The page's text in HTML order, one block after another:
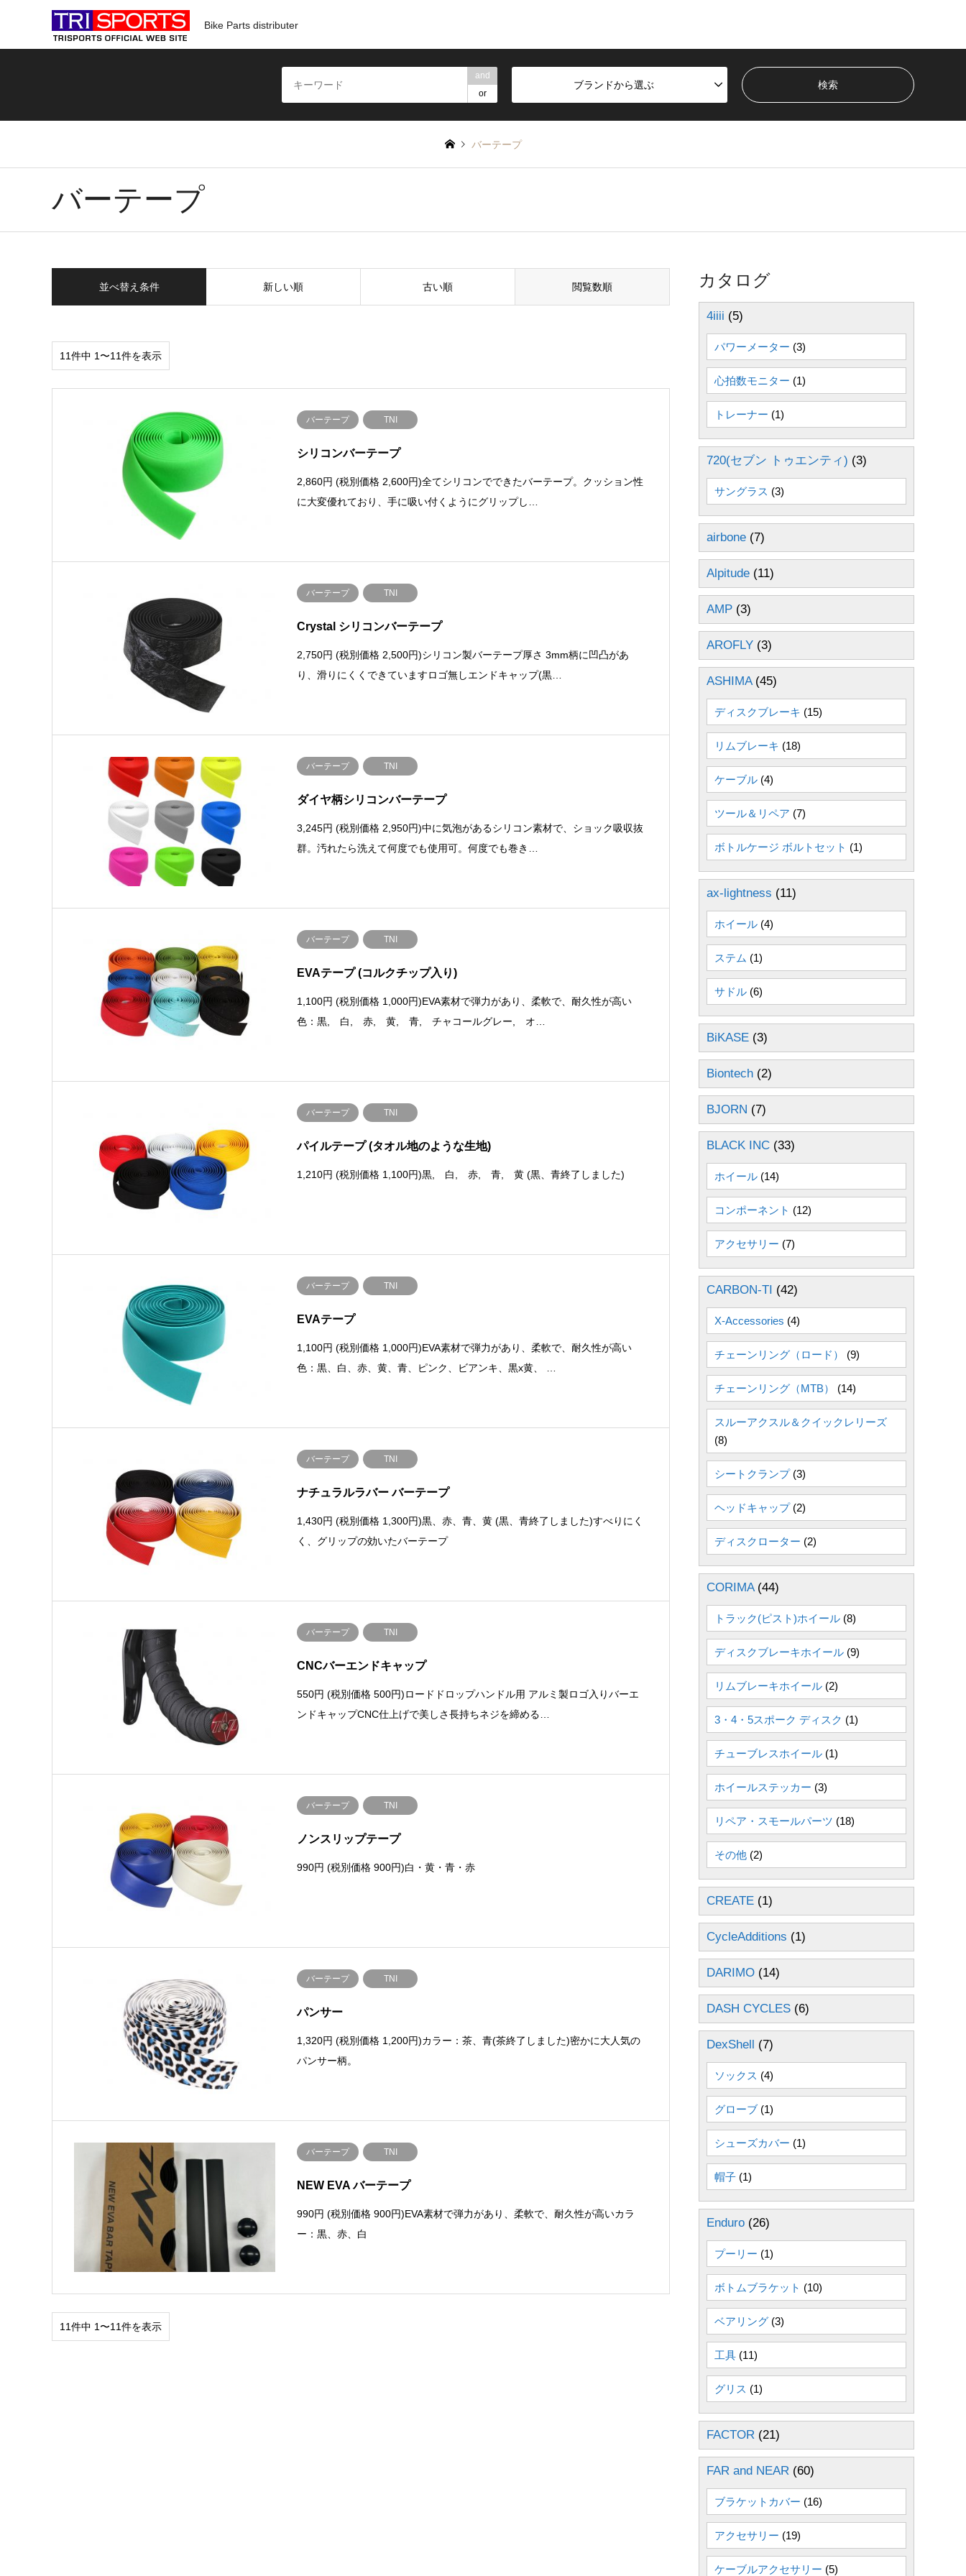
Bike Parts distributer
and
or
ブランドから選ぶ
バーテープ
バーテープ
並べ替え条件 新しい順 古い順 閲覧数順
11件中 1〜11件を表示
バーテープ TNI
シリコンバーテープ
2,860円 (税別価格 2,600円)全てシリコンでできたバーテープ。クッション性
に大変優れており、手に吸い付くようにグリップし…
バーテープ TNI
Crystal シリコンバーテープ
2,750円 (税別価格 2,500円)シリコン製バーテープ厚さ 3mm柄に凹凸があ
り、滑りにくくできていますロゴ無しエンドキャップ(黒…
バーテープ TNI
ダイヤ柄シリコンバーテープ
3,245円 (税別価格 2,950円)中に気泡があるシリコン素材で、ショック吸収抜
群。汚れたら洗えて何度でも使用可。何度でも巻き…
バーテープ TNI
EVAテープ (コルクチップ入り)
1,100円 (税別価格 1,000円)EVA素材で弾力があり、柔軟で、耐久性が高い
色：黒, 白, 赤, 黄, 青, チャコールグレー, オ…
バーテープ TNI
パイルテープ (タオル地のような生地)
1,210円 (税別価格 1,100円)黒, 白, 赤, 青, 黄 (黒、青終了しました)
バーテープ TNI
EVAテープ
1,100円 (税別価格 1,000円)EVA素材で弾力があり、柔軟で、耐久性が高い
色：黒、白、赤、黄、青、ピンク、ビアンキ、黒x黄、 …
バーテープ TNI
ナチュラルラバー バーテープ
1,430円 (税別価格 1,300円)黒、赤、青、黄 (黒、青終了しました)すべりにく
く、グリップの効いたバーテープ
バーテープ TNI
CNCバーエンドキャップ
550円 (税別価格 500円)ロードドロップハンドル用 アルミ製ロゴ入りバーエ
ンドキャップCNC仕上げで美しさ長持ちネジを締める…
バーテープ TNI
ノンスリップテープ
990円 (税別価格 900円)白・黄・青・赤
バーテープ TNI
パンサー
1,320円 (税別価格 1,200円)カラー：茶、青(茶終了しました)密かに大人気の
パンサー柄。
バーテープ TNI
NEW EVA バーテープ
990円 (税別価格 900円)EVA素材で弾力があり、柔軟で、耐久性が高いカラ
ー：黒、赤、白
11件中 1〜11件を表示
カタログ
4iiii (5)
パワーメーター (3)
心拍数モニター (1)
トレーナー (1)
720(セブン トゥエンティ) (3)
サングラス (3)
airbone (7)
Alpitude (11)
AMP (3)
AROFLY (3)
ASHIMA(45)
ディスクブレーキ (15)
リムブレーキ (18)
ケーブル (4)
ツール＆リペア (7)
ボトルケージ ボルトセット (1)
ax-lightness (11)
ホイール (4)
ステム (1)
サドル (6)
BiKASE (3)
Biontech (2)
BJORN (7)
BLACK INC (33)
ホイール (14)
コンポーネント (12)
アクセサリー (7)
CARBON-TI (42)
X-Accessories (4)
チェーンリング（ロード） (9)
チェーンリング（MTB） (14)
スルーアクスル＆クイックレリーズ
(8)
シートクランプ(3)
ヘッドキャップ(2)
ディスクローター (2)
CORIMA(44)
トラック(ピスト)ホイール (8)
ディスクブレーキホイール (9)
リムブレーキホイール (2)
3・4・5スポーク ディスク (1)
チューブレスホイール (1)
ホイールステッカー (3)
リペア・スモールパーツ (18)
その他 (2)
CREATE (1)
CycleAdditions (1)
DARIMO (14)
DASH CYCLES (6)
DexShell (7)
ソックス (4)
グローブ (1)
シューズカバー (1)
帽子 (1)
Enduro (26)
プーリー (1)
ボトムブラケット (10)
ベアリング (3)
工具 (11)
グリス (1)
FACTOR (21)
FAR and NEAR (60)
ブラケットカバー (16)
アクセサリー (19)
ケーブルアクセサリー (5)